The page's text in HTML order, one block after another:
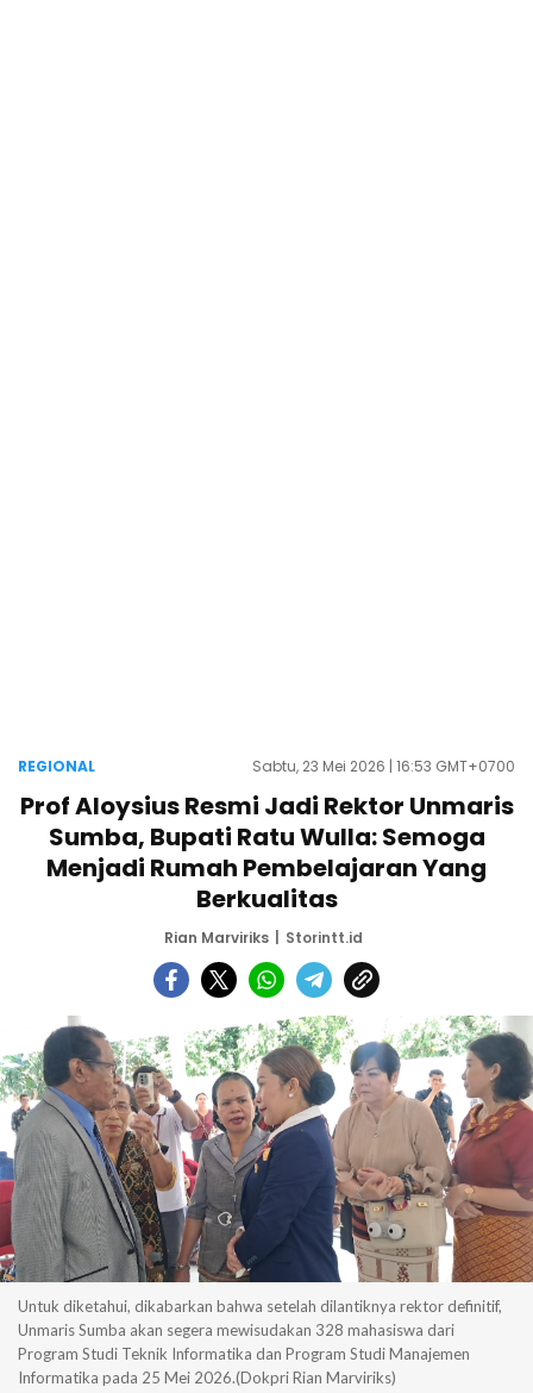
REGIONAL Sabtu, 23 Mei 2026 | 16:53 GMT+0700
Prof Aloysius Resmi Jadi Rektor Unmaris
Sumba, Bupati Ratu Wulla: Semoga
Menjadi Rumah Pembelajaran Yang
Berkualitas
Rian Marviriks Storintt.id
Untuk diketahui, dikabarkan bahwa setelah dilantiknya rektor definitif,
Unmaris Sumba akan segera mewisudakan 328 mahasiswa dari
Program Studi Teknik Informatika dan Program Studi Manajemen
Informatika pada 25 Mei 2026.(Dokpri Rian Marviriks)